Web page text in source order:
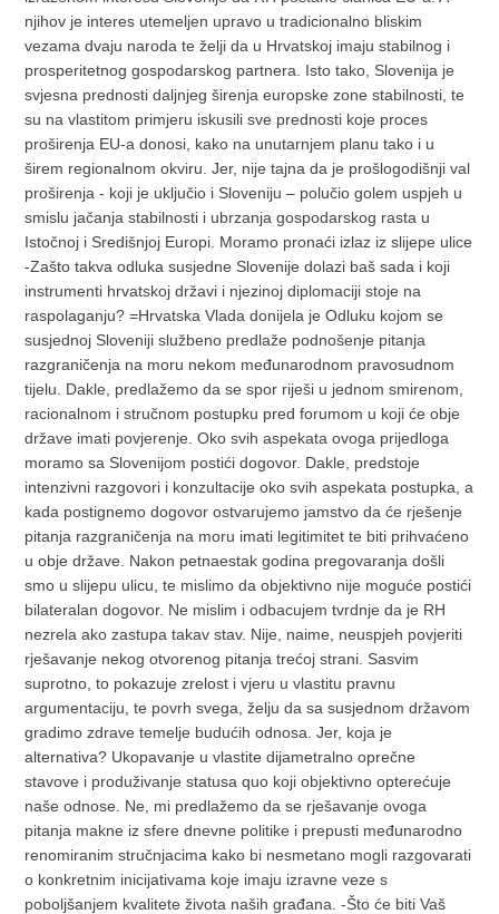
njihov je interes utemeljen upravo u tradicionalno bliskim
vezama dvaju naroda te želji da u Hrvatskoj imaju stabilnog i
prosperitetnog gospodarskog partnera. Isto tako, Slovenija je
svjesna prednosti daljnjeg širenja europske zone stabilnosti, te
su na vlastitom primjeru iskusili sve prednosti koje proces
proširenja EU-a donosi, kako na unutarnjem planu tako i u
širem regionalnom okviru. Jer, nije tajna da je prošlogodišnji val
proširenja - koji je uključio i Sloveniju – polučio golem uspjeh u
smislu jačanja stabilnosti i ubrzanja gospodarskog rasta u
Istočnoj i Središnjoj Europi. Moramo pronaći izlaz iz slijepe ulice
-Zašto takva odluka susjedne Slovenije dolazi baš sada i koji
instrumenti hrvatskoj državi i njezinoj diplomaciji stoje na
raspolaganju? =Hrvatska Vlada donijela je Odluku kojom se
susjednoj Sloveniji službeno predlaže podnošenje pitanja
razgraničenja na moru nekom međunarodnom pravosudnom
tijelu. Dakle, predlažemo da se spor riješi u jednom smirenom,
racionalnom i stručnom postupku pred forumom u koji će obje
države imati povjerenje. Oko svih aspekata ovoga prijedloga
moramo sa Slovenijom postići dogovor. Dakle, predstoje
intenzivni razgovori i konzultacije oko svih aspekata postupka, a
kada postignemo dogovor ostvarujemo jamstvo da će rješenje
pitanja razgraničenja na moru imati legitimitet te biti prihvaćeno
u obje države. Nakon petnaestak godina pregovaranja došli
smo u slijepu ulicu, te mislimo da objektivno nije moguće postići
bilateralan dogovor. Ne mislim i odbacujem tvrdnje da je RH
nezrela ako zastupa takav stav. Nije, naime, neuspjeh povjeriti
rješavanje nekog otvorenog pitanja trećoj strani. Sasvim
suprotno, to pokazuje zrelost i vjeru u vlastitu pravnu
argumentaciju, te povrh svega, želju da sa susjednom državom
gradimo zdrave temelje budućih odnosa. Jer, koja je
alternativa? Ukopavanje u vlastite dijametralno oprečne
stavove i produživanje statusa quo koji objektivno opterećuje
naše odnose. Ne, mi predlažemo da se rješavanje ovoga
pitanja makne iz sfere dnevne politike i prepusti međunarodno
renomiranim stručnjacima kako bi nesmetano mogli razgovarati
o konkretnim inicijativama koje imaju izravne veze s
poboljšanjem kvalitete života naših građana. -Što će biti Vaš